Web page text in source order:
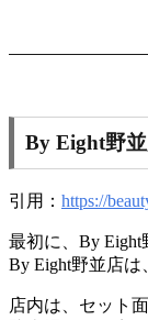
By Eight野
引用： https://
最初に、By Eight
By Eight野並店
店内は、セット